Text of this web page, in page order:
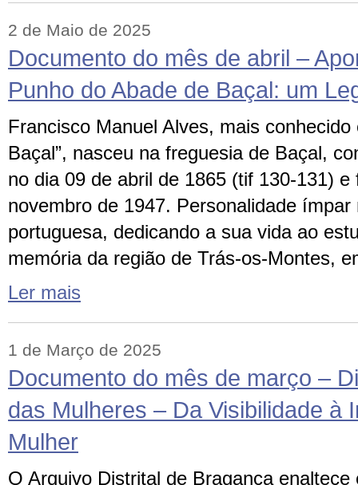
2 de Maio de 2025
Documento do mês de abril –
Punho do Abade de Baçal: um
Francisco Manuel Alves, mais conhecido
Baçal”, nasceu na freguesia de Baçal,
no dia 09 de abril de 1865 (tif 130-131)
novembro de 1947. Personalidade ímpar
portuguesa, dedicando a sua vida ao
memória da região de Trás-os-Montes,
Ler mais
1 de Março de 2025
Documento do mês de março –
das Mulheres – Da Visibilidade à
Mulher
O Arquivo Distrital de Bragança enaltece